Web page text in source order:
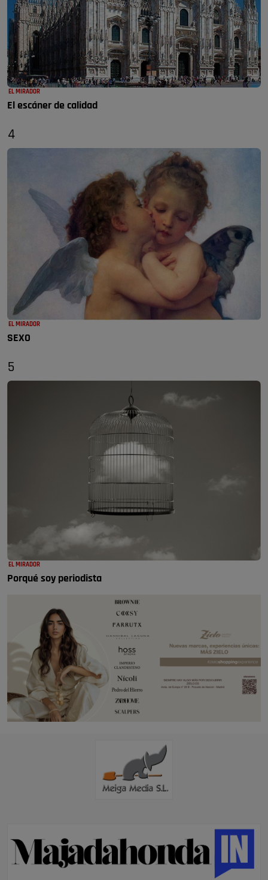
EL MIRADOR
El escáner de calidad
4
EL MIRADOR
SEXO
5
EL MIRADOR
Porqué soy periodista